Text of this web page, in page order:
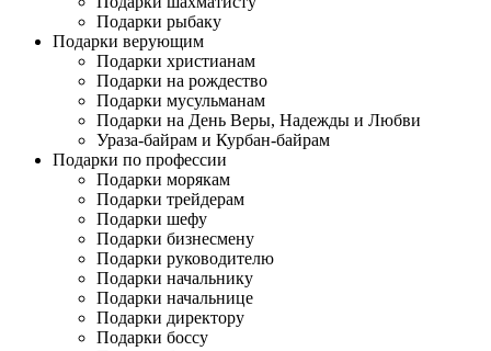
Подарки рыбаку
Подарки верующим
Подарки христианам
Подарки на рождество
Подарки мусульманам
Подарки на День Веры, Надежды и Любви
Ураза-байрам и Курбан-байрам
Подарки по профессии
Подарки морякам
Подарки трейдерам
Подарки шефу
Подарки бизнесмену
Подарки руководителю
Подарки начальнику
Подарки начальнице
Подарки директору
Подарки боссу